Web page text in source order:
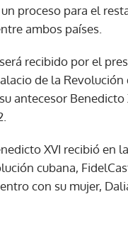
proceso para el
ambos países.
recibido por el
de la Revolución
antecesor Benedicto
XVI recibió en
cubana,
con su mujer,